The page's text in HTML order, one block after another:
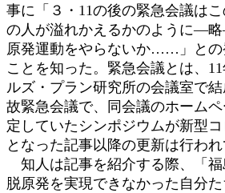
事に「３・11の後の緊急会議はこ
の人が溢れかえるかのように―
原発運動をやらないか……」との
ことを知った。緊急会議とは、
ルズ・プラン研究所の会議室で
故緊急会議で、同会議のホーム
定していたシンポジウムが新型
となった記事以降の更新は行われ
知人は記事を紹介する際、「福
脱原発を実現できなかった自分